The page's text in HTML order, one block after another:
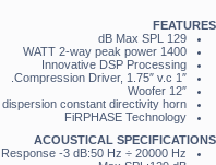
FEATURES
129 dB Max SPL
1400 WATT 2-way peak power
Innovative DSP Processing
1″ Compression Driver, 1.75″ v.c.
12″ Woofer
dispersion constant directivity horn
FiRPHASE Technology
ACOUSTICAL SPECIFICATIONS
-3 dB:50 Hz ÷ 20000 Hz